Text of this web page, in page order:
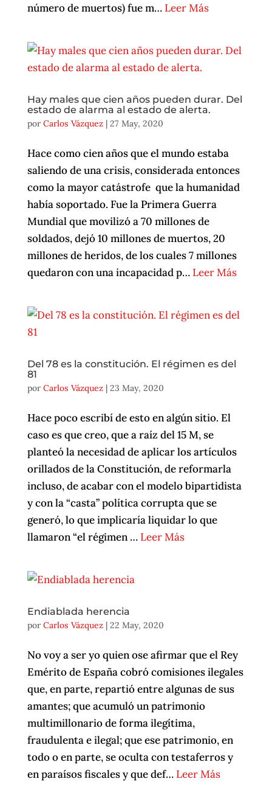
número de muertos) fue m… Leer Más
Hay males que cien años pueden durar. Del
estado de alarma al estado de alerta.
por Carlos Vázquez| 27 May, 2020
Hace como cien años que el mundo estaba
saliendo de una crisis, considerada entonces
como la mayor catástrofe que la humanidad
había soportado. Fue la Primera Guerra
Mundial que movilizó a 70 millones de
soldados, dejó 10 millones de muertos, 20
millones de heridos, de los cuales 7 millones
quedaron con una incapacidad p… Leer Más
Del 78 es la constitución. El régimen es del
81
por Carlos Vázquez| 23 May, 2020
Hace poco escribí de esto en algún sitio. El
caso es que creo, que a raíz del 15 M, se
planteó la necesidad de aplicar los artículos
orillados de la Constitución, de reformarla
incluso, de acabar con el modelo bipartidista
y con la “casta” política corrupta que se
generó, lo que implicaría liquidar lo que
llamaron “el régimen … Leer Más
Endiablada herencia
por Carlos Vázquez| 22 May, 2020
No voy a ser yo quien ose afirmar que el Rey
Emérito de España cobró comisiones ilegales
que, en parte, repartió entre algunas de sus
amantes; que acumuló un patrimonio
multimillonario de forma ilegítima,
fraudulenta e ilegal; que ese patrimonio, en
todo o en parte, se oculta con testaferros y
en paraísos fiscales y que def… Leer Más